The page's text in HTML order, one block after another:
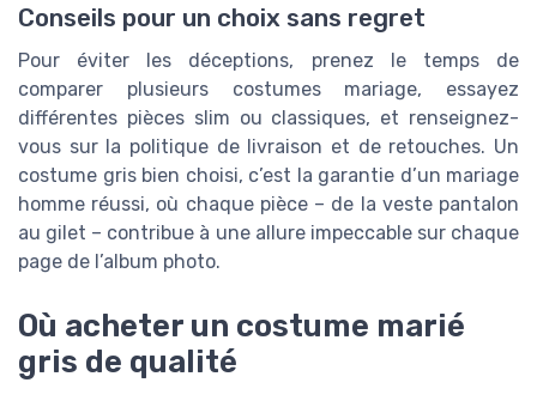
Conseils pour un choix sans regret
Pour éviter les déceptions, prenez le temps de
comparer plusieurs costumes mariage, essayez
différentes pièces slim ou classiques, et renseignez-
vous sur la politique de livraison et de retouches. Un
costume gris bien choisi, c’est la garantie d’un mariage
homme réussi, où chaque pièce – de la veste pantalon
au gilet – contribue à une allure impeccable sur chaque
page de l’album photo.
Où acheter un costume marié
gris de qualité